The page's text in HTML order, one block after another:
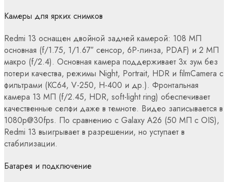
Камеры для ярких снимков
Redmi 13 оснащен двойной задней камерой: 108 МП
основная (f/1.75, 1/1.67″ сенсор, 6P-линза, PDAF) и 2 МП
макро (f/2.4). Основная камера поддерживает 3x зум без
потери качества, режимы Night, Portrait, HDR и filmCamera с
фильтрами (KC64, V-250, H-400 и др.). Фронтальная
камера 13 МП (f/2.45, HDR, soft-light ring) обеспечивает
качественные селфи даже в темноте. Видео записывается в
1080p@30fps. По сравнению с Galaxy A26 (50 МП с OIS),
Redmi 13 выигрывает в разрешении, но уступает в
стабилизации.
Батарея и подключение